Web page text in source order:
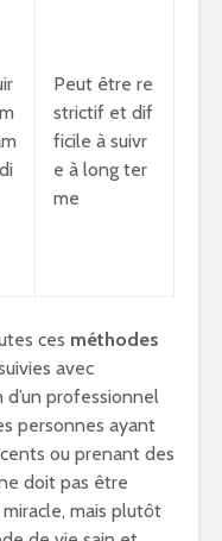
Peut être re
strictif et dif
ficile à suivr
e à long ter
me
ces méthodes
avec
professionnel
personnes ayant
ou prenant des
doit pas être
mais plutôt